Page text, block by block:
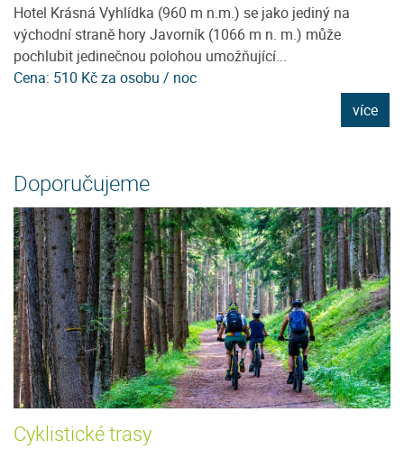
Hotel Krásná Vyhlídka (960 m n.m.) se jako jediný na
východní straně hory Javorník (1066 m n. m.) může
pochlubit jedinečnou polohou umožňující...
Cena: 510 Kč za osobu / noc
více
Doporučujeme
Cyklistické trasy